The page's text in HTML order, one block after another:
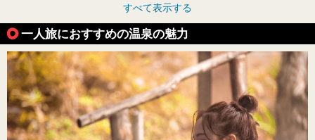
すべて表示する
一人旅におすすめの温泉の魅力